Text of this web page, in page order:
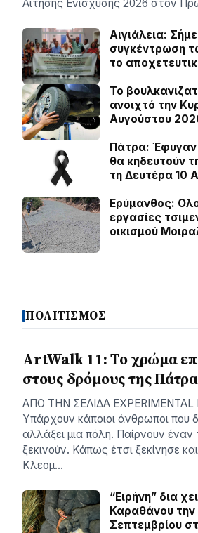
Αίτησης Ενίσχυσης 2026 στον
Αιγιάλεια:
συγκέντρωση
το
Το
ανοιχτό την
Αυγούστου
Πάτρα: Έφυγαν
θα κηδευτούν
τη Δευτέρα 10
Ερύμανθος:
εργασίες
οικισμού
ΠΟΛΙΤΙΣΜΟΣ
ArtWalk 11: Το χρώμα
στους δρόμους της
AΠΟ ΤΗΝ ΣΕΛΙΔΑ EXPERIMENTAL
Υπάρχουν κάποιοι άνθρωποι που
αλλάξει μια πόλη. Παίρνουν έναν
ξεκινούν. Κάπως έτσι ξεκίνησε
Κλεομ…
“Ειρήνη” δια
Καραθάνου
Σεπτεμβρίου